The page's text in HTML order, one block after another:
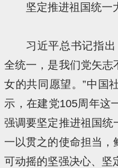
坚定推进祖国统一
习近平总书记指
全统一，是我们党矢志
女的共同愿望。”中国
示，在建党105周年这
强调要坚定推进祖国统
一以贯之的使命担当，
可动摇的坚强决心、坚